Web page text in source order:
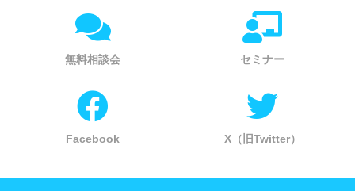
無料相談会 セミナー
Facebook X（旧Twitter）